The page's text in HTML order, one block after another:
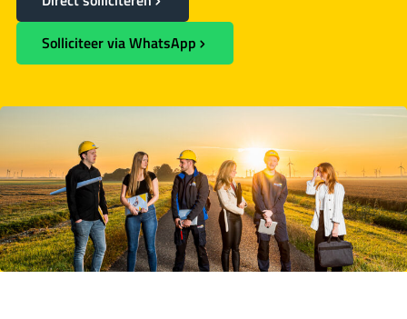
Solliciteer via WhatsApp